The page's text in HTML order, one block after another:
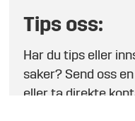
Tips oss:
Har du tips eller
saker? Send oss
eller ta direkte